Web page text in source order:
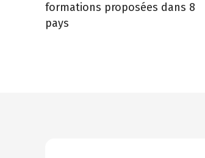
formations proposées dans 8
pays